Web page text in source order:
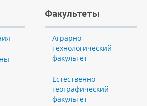
Факультеты
Аграрно-
технологический
факультет
Естественно-
географический
факультет